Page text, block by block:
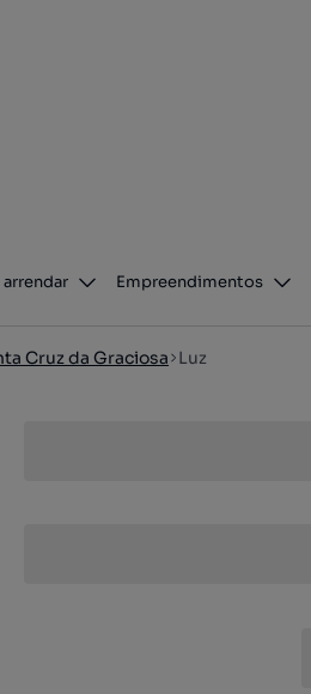
arrendar Empreendimentos
Cruz da Graciosa Luz